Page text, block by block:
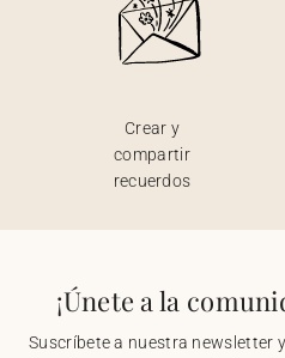
Crear y
compartir
recuerdos
¡Únete a la
Suscríbete a nuestra newsletter